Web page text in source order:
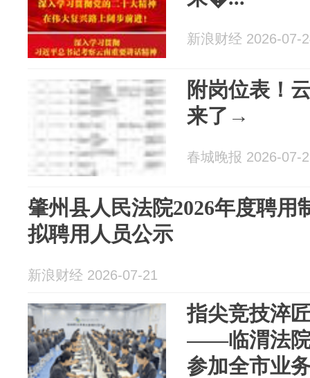
新浪财经 2026-07-
附岗位表！
来了→
春城晚报 2026-07-
肇州县人民法院2026年度聘用
拟聘用人员公示
新浪财经 2026-07-21
指尖竞技淬
——临渭法院
参加全市业